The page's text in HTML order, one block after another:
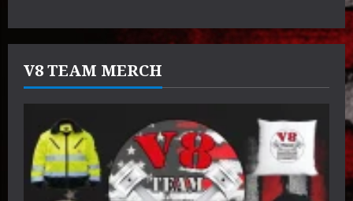
V8 TEAM MERCH